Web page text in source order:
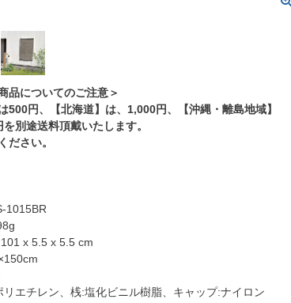
品についてのご注意＞
500円、【北海道】は、1,000円、【沖縄・離島地域】
別途送料頂戴いたします。
ださい。
1015BR
x 5.5 x 5.5 cm
リエチレン、桟:塩化ビニル樹脂、キャップ:ナイロン